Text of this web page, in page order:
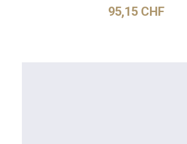
95,15 CHF